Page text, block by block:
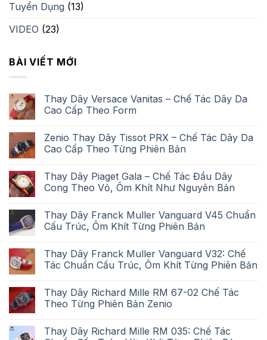
Tuyển Dụng (13)
VIDEO (23)
BÀI VIẾT MỚI
Thay Dây Versace Vanitas – Chế Tác Dây Da
Cao Cấp Theo Form
Zenio Thay Dây Tissot PRX – Chế Tác Dây Da
Cao Cấp Theo Từng Phiên Bản
Thay Dây Piaget Gala – Chế Tác Đầu Dây
Cong Theo Vỏ, Ôm Khít Như Nguyên Bản
Thay Dây Franck Muller Vanguard V45 Chuẩn
Cấu Trúc, Ôm Khít Từng Phiên Bản
Thay Dây Franck Muller Vanguard V32: Chế
Tác Chuẩn Cấu Trúc, Ôm Khít Từng Phiên Bản
Thay Dây Richard Mille RM 67-02 Chế Tác
Theo Từng Phiên Bản Zenio
Thay Dây Richard Mille RM 035: Chế Tác